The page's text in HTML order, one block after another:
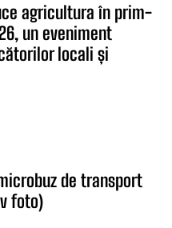
agricultura în prim-
un eveniment
locali și
de transport
foto)